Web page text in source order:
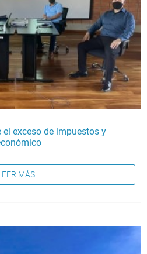
exceso de impuestos y
MÁS